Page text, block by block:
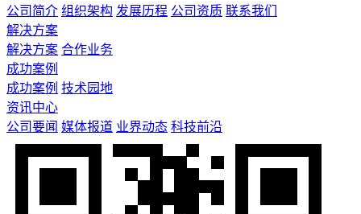
公司简介 组织架构 发展历程 公司资质 联系我们
解决方案
解决方案 合作业务
成功案例
成功案例 技术园地
资讯中心
公司要闻 媒体报道 业界动态 科技前沿